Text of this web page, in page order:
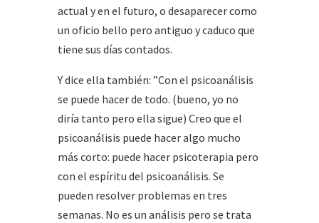
actual y en el futuro, o desaparecer como
un oficio bello pero antiguo y caduco que
tiene sus días contados.
Y dice ella también: ”Con el psicoanálisis
se puede hacer de todo. (bueno, yo no
diría tanto pero ella sigue) Creo que el
psicoanálisis puede hacer algo mucho
más corto: puede hacer psicoterapia pero
con el espíritu del psicoanálisis. Se
pueden resolver problemas en tres
semanas. No es un análisis pero se trata